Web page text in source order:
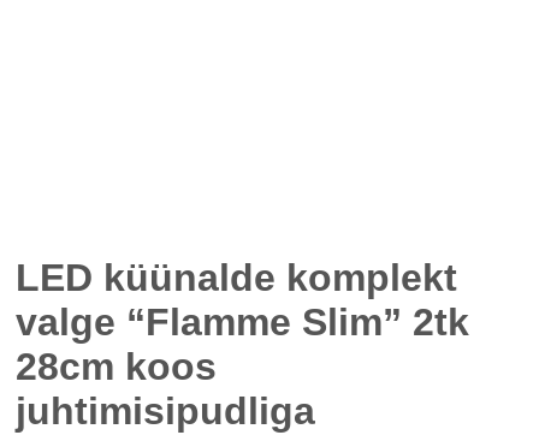
LED küünalde komplekt
valge “Flamme Slim” 2tk
28cm koos
juhtimisipudliga